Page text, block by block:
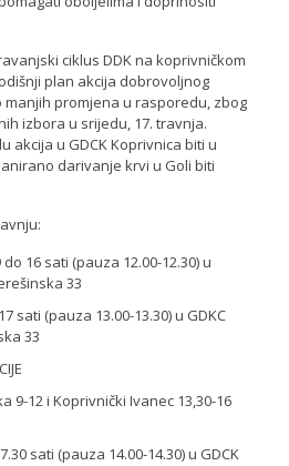
ciklus DDK na koprivničkom
plan akcija dobrovoljnog
promjena u rasporedu, zbog
izbora u srijedu, 17. travnja.
akcija u GDCK Koprivnica biti u
darivanje krvi u Goli biti
16 sati (pauza 12.00-12.30) u
33
sati (pauza 13.00-13.30) u GDKC
33
9-12 i Koprivnički Ivanec 13,30-16
sati (pauza 14.00-14.30) u GDCK